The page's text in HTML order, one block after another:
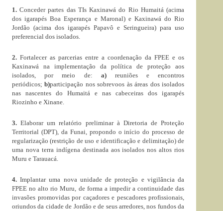
1.Conceder partes das TIs Kaxinawá do Rio Humaitá (acima
dos igarapés Boa Esperança e Maronal) e Kaxinawá do Rio
Jordão (acima dos igarapés Papavô e Seringueira) para uso
preferencial dos isolados.
2.Fortalecer as parcerias entre a coordenação da FPEE e os
Kaxinawá na implementação da política de proteção aos
isolados, por meio de: a)reuniões e encontros
periódicos;b)participação nos sobrevoos às áreas dos isolados
nas nascentes do Humaitá e nas cabeceiras dos igarapés
Riozinho e Xinane.
3. Elaborar um relatório preliminar à Diretoria de Proteção
Territorial (DPT), da Funai, propondo o início do processo de
regularização (restrição de uso e identificação e delimitação) de
uma nova terra indígena destinada aos isolados nos altos rios
Muru e Tarauacá.
4.Implantar uma nova unidade de proteção e vigilância da
FPEE no alto rio Muru, de forma a impedir a continuidade das
invasões promovidas por caçadores e pescadores profissionais,
oriundos da cidade de Jordão e de seus arredores, nos fundos da